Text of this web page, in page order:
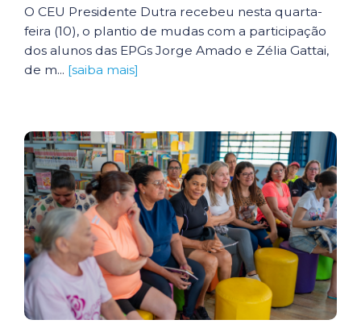
O CEU Presidente Dutra recebeu nesta quarta-
feira (10), o plantio de mudas com a participação
dos alunos das EPGs Jorge Amado e Zélia Gattai,
de m... [saiba mais]